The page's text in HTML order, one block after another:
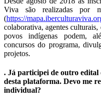
Viva são realizadas por
(https://
colaborativa, agentes
povos indígenas podem,
concursos do programa,
projetos.
. Já participei de outro
desta plataforma. Devo me
individual?